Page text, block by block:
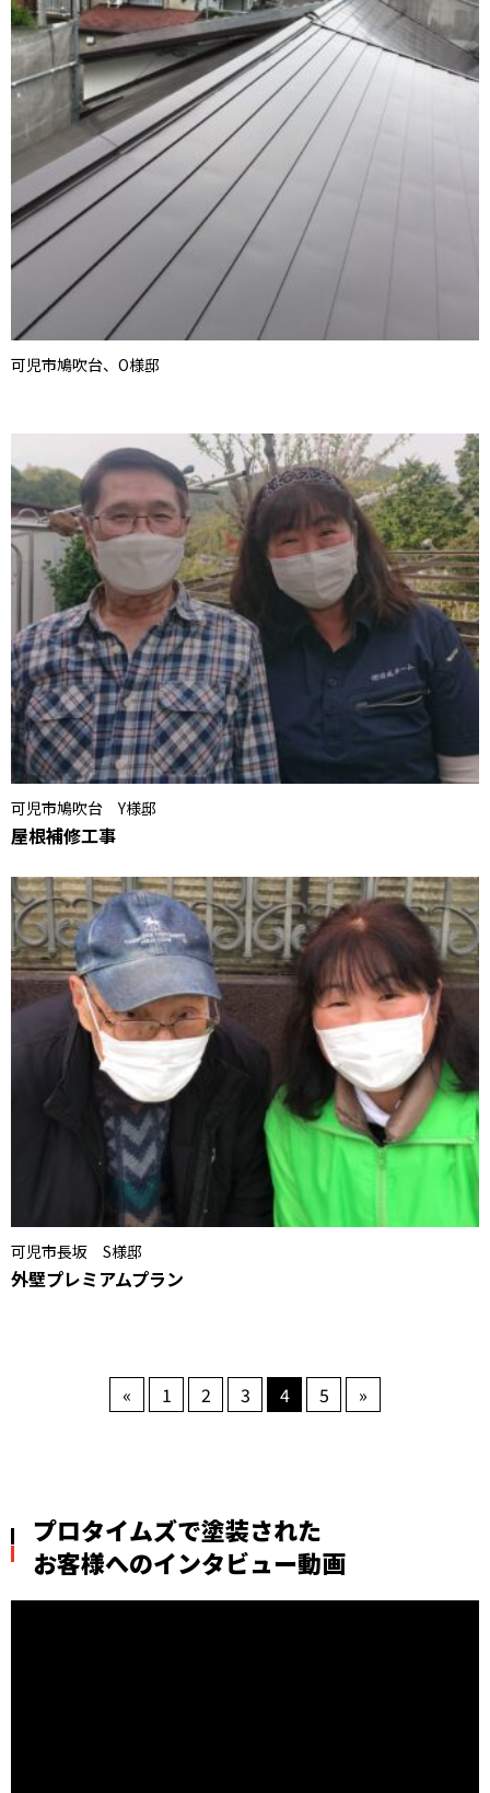
可児市鳩吹台、O様邸
可児市鳩吹台 Y様邸
屋根補修工事
可児市長坂 S様邸
外壁プレミアムプラン
« 1 2 3 4 5 »
プロタイムズで塗装された
お客様へのインタビュー動画